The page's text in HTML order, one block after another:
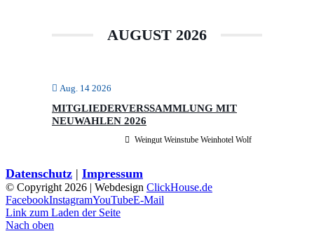
AUGUST 2026
Aug. 14 2026
MITGLIEDERVERSSAMMLUNG MIT
NEUWAHLEN 2026
Weingut Weinstube Weinhotel Wolf
Datenschutz | Impressum
© Copyright 2026 | Webdesign ClickHouse.de
FacebookInstagramYouTubeE-Mail
Link zum Laden der Seite
Nach oben